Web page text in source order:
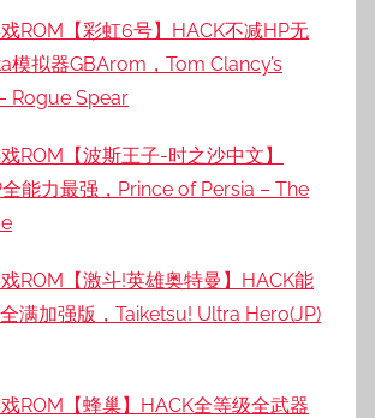
ROM【彩虹6号】HACK不减HP无
模拟器GBArom，Tom Clancy’s
Rogue Spear
ROM【波斯王子-时之沙中文】
能力最强，Prince of Persia – The
ROM【激斗!英雄奥特曼】HACK能
满加强版，Taiketsu! Ultra Hero(JP)
ROM【蜂巢】HACK全等级全武器